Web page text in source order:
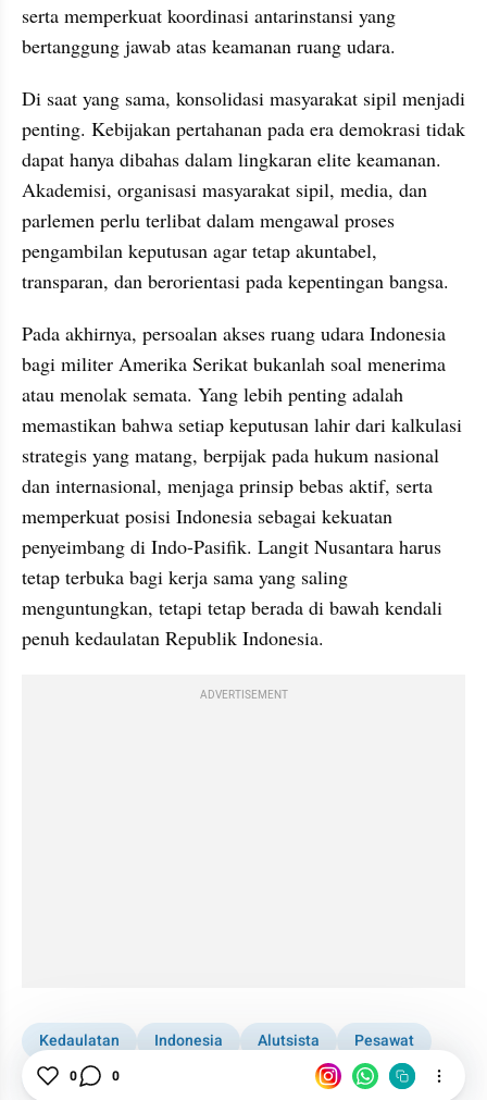
serta memperkuat koordinasi antarinstansi yang
bertanggung jawab atas keamanan ruang udara.
Di saat yang sama, konsolidasi masyarakat sipil menjadi
penting. Kebijakan pertahanan pada era demokrasi tidak
dapat hanya dibahas dalam lingkaran elite keamanan.
Akademisi, organisasi masyarakat sipil, media, dan
parlemen perlu terlibat dalam mengawal proses
pengambilan keputusan agar tetap akuntabel,
transparan, dan berorientasi pada kepentingan bangsa.
Pada akhirnya, persoalan akses ruang udara Indonesia
bagi militer Amerika Serikat bukanlah soal menerima
atau menolak semata. Yang lebih penting adalah
memastikan bahwa setiap keputusan lahir dari kalkulasi
strategis yang matang, berpijak pada hukum nasional
dan internasional, menjaga prinsip bebas aktif, serta
memperkuat posisi Indonesia sebagai kekuatan
penyeimbang di Indo-Pasifik. Langit Nusantara harus
tetap terbuka bagi kerja sama yang saling
menguntungkan, tetapi tetap berada di bawah kendali
penuh kedaulatan Republik Indonesia.
ADVERTISEMENT
Kedaulatan Indonesia Alutsista
Pesawat
Geopolitik
0 0